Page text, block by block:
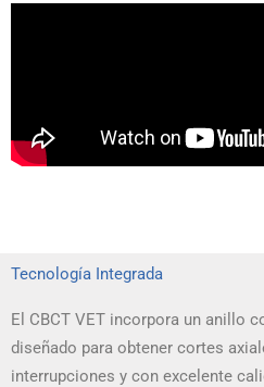
Tecnología Integrada
El CBCT VET incorpora un anillo
diseñado para obtener cortes
interrupciones y con excelente